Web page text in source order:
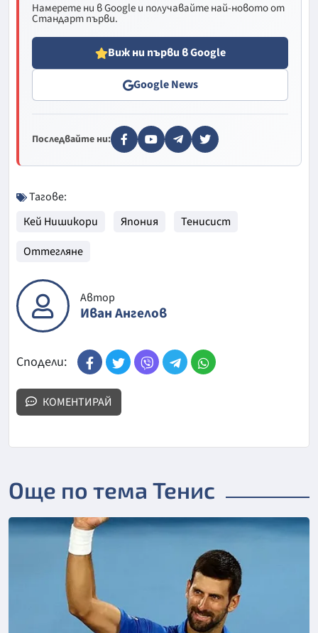
Намерете ни в Google и получавайте най-новото от
Стандарт първи.
Виж ни първи в Google
Google News
Последвайте ни:
Тагове:
Кей Нишикори
Япония
Тенисист
Оттегляне
Автор
Иван Ангелов
Сподели:
КОМЕНТИРАЙ
Още по тема Тенис